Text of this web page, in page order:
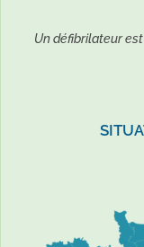
Un défibrilateur